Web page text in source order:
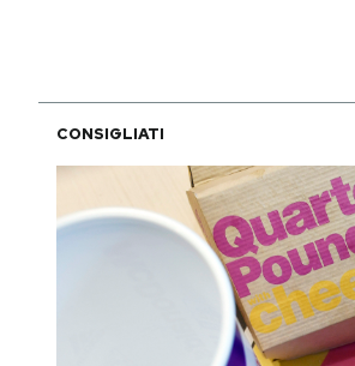
CONSIGLIATI